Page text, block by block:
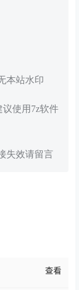
本站水印
使用7z软件
失效请留言
查看